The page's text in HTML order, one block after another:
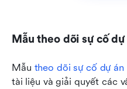
Mẫu theo dõi sự cố
Mẫu theo dõi sự cố dự án
tài liệu và giải quyết các